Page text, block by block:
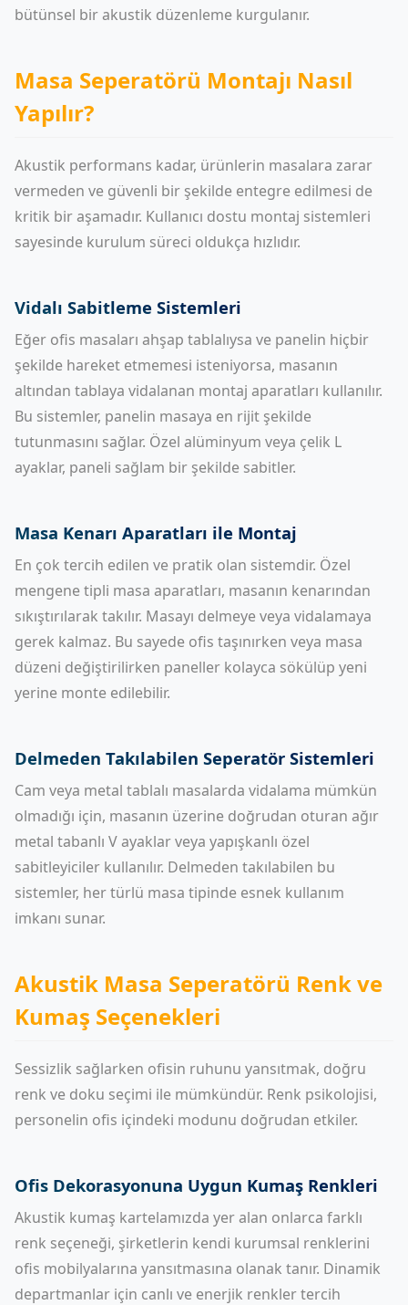
bütünsel bir akustik düzenleme kurgulanır.
Masa Seperatörü Montajı Nasıl
Yapılır?
Akustik performans kadar, ürünlerin masalara zarar
vermeden ve güvenli bir şekilde entegre edilmesi de
kritik bir aşamadır. Kullanıcı dostu montaj sistemleri
sayesinde kurulum süreci oldukça hızlıdır.
Vidalı Sabitleme Sistemleri
Eğer ofis masaları ahşap tablalıysa ve panelin hiçbir
şekilde hareket etmemesi isteniyorsa, masanın
altından tablaya vidalanan montaj aparatları kullanılır.
Bu sistemler, panelin masaya en rijit şekilde
tutunmasını sağlar. Özel alüminyum veya çelik L
ayaklar, paneli sağlam bir şekilde sabitler.
Masa Kenarı Aparatları ile Montaj
En çok tercih edilen ve pratik olan sistemdir. Özel
mengene tipli masa aparatları, masanın kenarından
sıkıştırılarak takılır. Masayı delmeye veya vidalamaya
gerek kalmaz. Bu sayede ofis taşınırken veya masa
düzeni değiştirilirken paneller kolayca sökülüp yeni
yerine monte edilebilir.
Delmeden Takılabilen Seperatör Sistemleri
Cam veya metal tablalı masalarda vidalama mümkün
olmadığı için, masanın üzerine doğrudan oturan ağır
metal tabanlı V ayaklar veya yapışkanlı özel
sabitleyiciler kullanılır. Delmeden takılabilen bu
sistemler, her türlü masa tipinde esnek kullanım
imkanı sunar.
Akustik Masa Seperatörü Renk ve
Kumaş Seçenekleri
Sessizlik sağlarken ofisin ruhunu yansıtmak, doğru
renk ve doku seçimi ile mümkündür. Renk psikolojisi,
personelin ofis içindeki modunu doğrudan etkiler.
Ofis Dekorasyonuna Uygun Kumaş Renkleri
Akustik kumaş kartelamızda yer alan onlarca farklı
renk seçeneği, şirketlerin kendi kurumsal renklerini
ofis mobilyalarına yansıtmasına olanak tanır. Dinamik
departmanlar için canlı ve enerjik renkler tercih